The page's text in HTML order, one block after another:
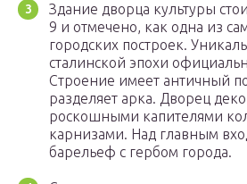
Здание дворца культуры
9 и отмечено, как одна из
городских построек.
сталинской эпохи
Строение имеет античный
разделяет арка. Дворец
роскошными капителями
карнизами. Над главным
барельеф с гербом города.